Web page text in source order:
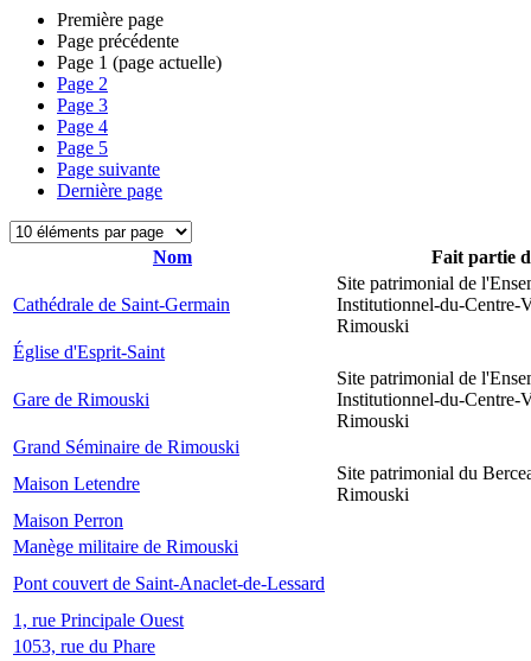
Première page
Page précédente
Page 1 (page actuelle)
Page 2
Page 3
Page 4
Page 5
Page suivante
Dernière page
Nom Fait partie
Cathédrale de Saint-Germain
Site patrimonial de
Institutionnel-du-Centre-
Rimouski
Église d'Esprit-Saint
Gare de Rimouski
Site patrimonial de
Institutionnel-du-Centre-
Rimouski
Grand Séminaire de Rimouski
Maison Letendre
Site patrimonial du
Rimouski
Maison Perron
Manège militaire de Rimouski
Pont couvert de Saint-Anaclet-de-Lessard
1, rue Principale Ouest
1053, rue du Phare